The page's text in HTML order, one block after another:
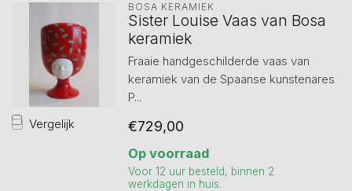
Vergelijk
BOSA KERAMIEK
Sister Louise Vaas van Bosa
keramiek
Fraaie handgeschilderde vaas van
keramiek van de Spaanse kunstenares
P...
€729,00
Op voorraad
Voor 12 uur besteld, binnen 2
werkdagen in huis.